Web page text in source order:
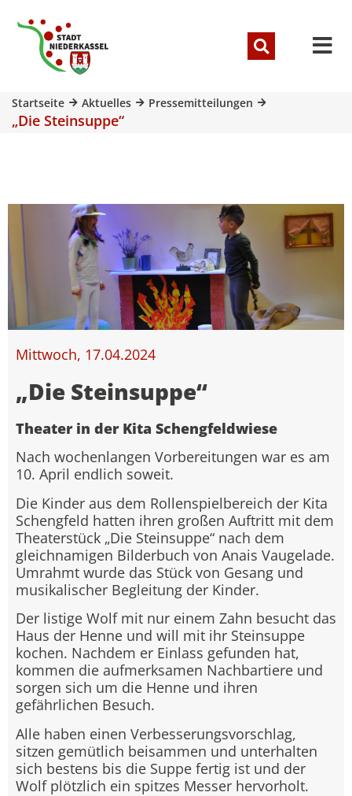
Startseite Aktuelles Pressemitteilungen
„Die Steinsuppe“
Mittwoch, 17.04.2024
„Die Steinsuppe“
Theater in der Kita Schengfeldwiese
Nach wochenlangen Vorbereitungen war es am
10. April endlich soweit.
Die Kinder aus dem Rollenspielbereich der Kita
Schengfeld hatten ihren großen Auftritt mit dem
Theaterstück „Die Steinsuppe“ nach dem
gleichnamigen Bilderbuch von Anais Vaugelade.
Umrahmt wurde das Stück von Gesang und
musikalischer Begleitung der Kinder.
Der listige Wolf mit nur einem Zahn besucht das
Haus der Henne und will mit ihr Steinsuppe
kochen. Nachdem er Einlass gefunden hat,
kommen die aufmerksamen Nachbartiere und
sorgen sich um die Henne und ihren
gefährlichen Besuch.
Alle haben einen Verbesserungsvorschlag,
sitzen gemütlich beisammen und unterhalten
sich bestens bis die Suppe fertig ist und der
Wolf plötzlich ein spitzes Messer hervorholt.